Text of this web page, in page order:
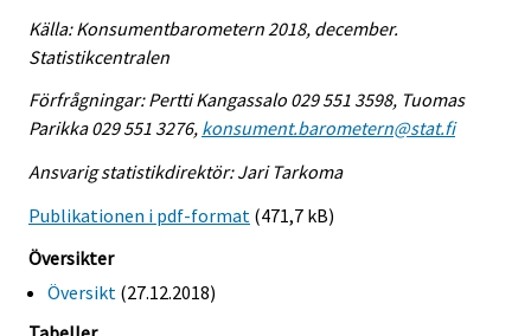
Källa: Konsumentbarometern 2018, december.
Statistikcentralen
Förfrågningar: Pertti Kangassalo 029 551 3598, Tuomas
Parikka 029 551 3276, konsument.barometern@stat.fi
Ansvarig statistikdirektör: Jari Tarkoma
Publikationen i pdf-format (471,7 kB)
Översikter
Översikt (27.12.2018)